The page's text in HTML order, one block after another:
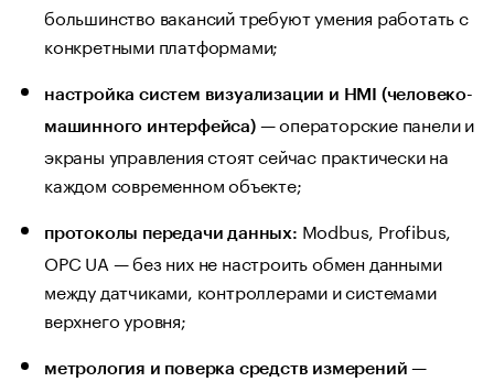
большинство вакансий требуют умения работать с
конкретными платформами;
настройка систем визуализации и HMI (человеко-
машинного интерфейса)— операторские панели и
экраны управления стоят сейчас практически на
каждом современном объекте;
протоколы передачи данных: Modbus, Profibus,
OPC UA — без них не настроить обмен данными
между датчиками, контроллерами и системами
верхнего уровня;
метрология и поверка средств измерений —